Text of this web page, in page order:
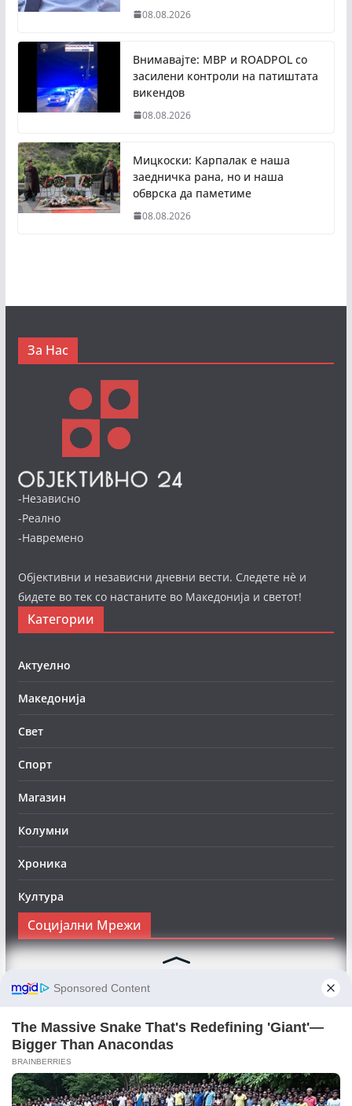
08.08.2026
Внимавајте: МВР и ROADPOL со
засилени контроли на патиштата
викендов
08.08.2026
Мицкоски: Карпалак е наша
заедничка рана, но и наша
обврска да паметиме
08.08.2026
За Нас
-Независно
-Реално
-Навремено
Објективни и независни дневни вести. Следете нè и
бидете во тек со настаните во Македонија и светот!
Категории
Актуелно
Македонија
Свет
Спорт
Магазин
Колумни
Хроника
Култура
Социјални Мрежи
Следете нè на Фејсбук за да сте во тек со најновите